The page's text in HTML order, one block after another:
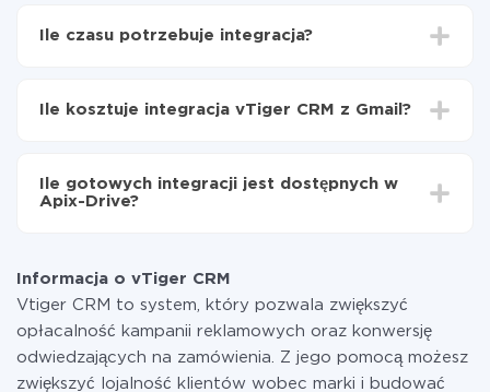
Gmail
vTiger CRM do Gmail
Ile czasu potrzebuje integracja?
od 5 do 30 minut. Konfiguracja zajmuje średnio 10-15
Ile kosztuje integracja vTiger CRM z Gmail?
Płacisz tylko za ilość danych, która faktycznie jest
przekazywana z jednego z Twoich systemów do
w razie potrzeby przełączyć się na płatną. Więcej
informacji otaryfach.
Ile gotowych integracji jest dostępnych w
Apix-Drive?
Informacja o vTiger CRM
Vtiger CRM to system, który pozwala zwiększyć
opłacalność kampanii reklamowych oraz konwersję
odwiedzających na zamówienia. Z jego pomocą możesz
zwiększyć lojalność klientów wobec marki i budować